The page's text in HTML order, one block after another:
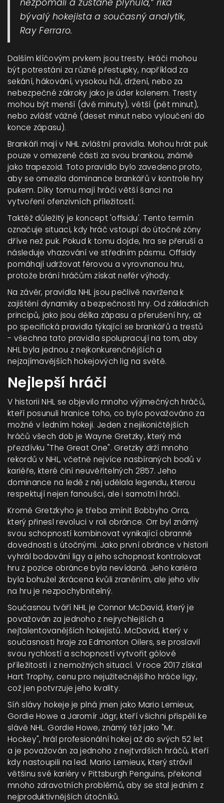
nezpomalí a zůstane plynulá,“ říká
bývalý hokejista a současný analytik,
Ray Ferraro.
Dalším klíčovým prvkem jsou tresty. Hráči mohou
být potrestáni za různé přestupky, například za
sekání, hákování, vysokou hůl, držení, nebo za
nebezpečné zákroky jako je úder kolenem. Tresty
mohou být menší (dvě minuty), větší (pět minut),
nebo zvlášť vážné (deset minut nebo vyloučení do
konce zápasu).
Brankáři mají v NHL zvláštní pravidla. Mohou hrát puk
pouze v omezené části za svou brankou, známé
jako trapezoid. Toto pravidlo bylo zavedeno proto,
aby se omezila dominance brankářů v kontrole hry
pukem. Díky tomu mají hráči větší šanci na
vytvoření ofenzivních příležitostí.
Taktéž důležitý je koncept 'offsidu'. Tento termín
označuje situaci, kdy hráč vstoupí do útočné zóny
dříve než puk. Pokud k tomu dojde, hra se přeruší a
následuje vhazování ve středním pásmu. Offsidy
pomáhají udržovat férovou a vyrovnanou hru,
protože brání hráčům získat nefér výhody.
Na závěr, pravidla NHL jsou pečlivě navržena k
zajištění dynamiky a bezpečnosti hry. Od základních
principů, jako jsou délka zápasu a přerušení hry, až
po specifická pravidla týkající se brankářů a trestů
- všechna tato pravidla spolupracují na tom, aby
NHL byla jednou z nejkonkurenčnějších a
nejzajímavějších hokejových lig na světě.
Nejlepší hráči
V historii NHL se objevilo mnoho výjimečných hráčů,
kteří posunuli hranice toho, co bylo považováno za
možné v ledním hokeji. Jeden z nejikoničtějších
hráčů všech dob je Wayne Gretzky, který má
přezdívku "The Great One". Gretzky drží mnoho
rekordů v NHL, včetně nejvíce nasbíraných bodů v
kariéře, které činí neuvěřitelných 2857. Jeho
dominance na ledě z něj udělala legendu, kterou
respektují nejen fanoušci, ale i samotní hráči.
Kromě Gretzkyho je třeba zmínit Bobbyho Orra,
který přinesl revoluci v roli obránce. Orr byl známý
svou schopností kombinovat vynikající obranné
dovednosti s útočnými. Jako první obránce v historii
vyhrál bodování ligy a jeho schopnost kontrolovat
hru z pozice obránce byla nevídaná. Jeho kariéra
byla bohužel zkrácena kvůli zraněním, ale jeho vliv
na hru je nezpochybnitelný.
Současnou tváří NHL je Connor McDavid, který je
považován za jednoho z nejrychlejších a
nejtalentovanějších hokejistů. McDavid, který v
současnosti hraje za Edmonton Oilers, se proslavil
svou rychlostí a schopností vytvořit gólové
příležitosti i z nemožných situací. V roce 2017 získal
Hart Trophy, cenu pro nejužitečnějšího hráče ligy,
což jen potvrzuje jeho kvality.
Síň slávy hokeje je plná jmen jako Mario Lemieux,
Gordie Howe a Jaromír Jágr, kteří všichni přispěli ke
slávě NHL. Gordie Howe, známý též jako "Mr.
Hockey", hrál profesionální hokej až do svých 52 let
a je považován za jednoho z nejtvrdších hráčů, kteří
kdy nastoupili na led. Mario Lemieux, který strávil
většinu své kariéry v Pittsburgh Penguins, překonal
mnoho zdravotních problémů, aby se stal jedním z
nejproduktivnějších útočníků.